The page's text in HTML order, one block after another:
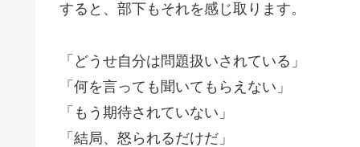
すると、部下もそれを感じ取ります。
「どうせ自分は問題扱いされている」
「何を言っても聞いてもらえない」
「もう期待されていない」
「結局、怒られるだけだ」